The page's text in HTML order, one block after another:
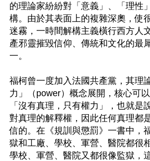
的理論家紛紛對「意義」、「理性
構。由於其表面上的複雜深奧，使
迷霧，一時間解構主義橫行西方人
產邪靈摧毀信仰、傳統和文化的最
一。
福柯曾一度加入法國共產黨，其理
力」（power）概念展開，核心可
「沒有真理，只有權力」，也就是
對真理的解釋權，因此任何真理都
信的。在《規訓與懲罰》一書中，
獄和工廠、學校、軍營、醫院都很
學校、軍營、醫院又都很像監獄，